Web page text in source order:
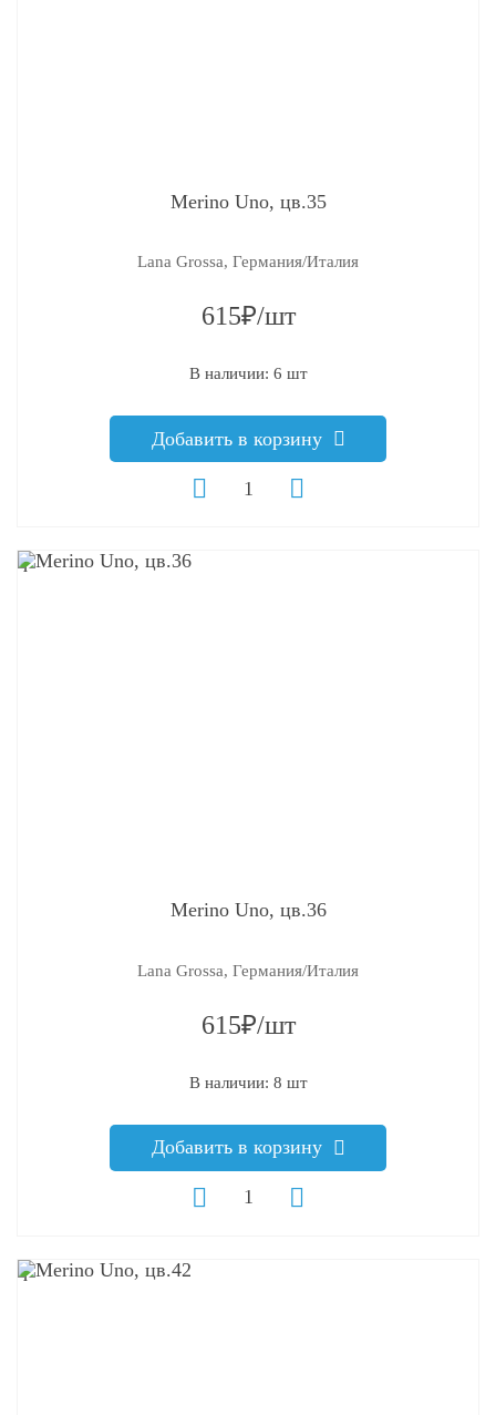
Merino Uno, цв.35
Lana Grossa, Германия/Италия
615₽/шт
В наличии: 6 шт
Добавить в корзину
q
Merino Uno, цв.36
Lana Grossa, Германия/Италия
615₽/шт
В наличии: 8 шт
Добавить в корзину
q